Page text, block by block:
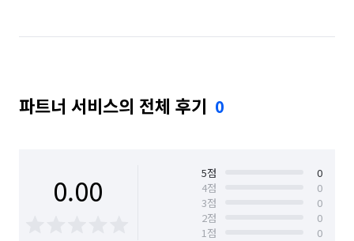
파트너 서비스의 전체 후기 0
0.00 5점
0
4점
0
3점
0
2점
0
1점
0